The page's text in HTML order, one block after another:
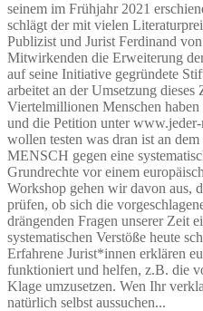
seinem im Frühjahr 2021
schlägt der mit vielen
Publizist und Jurist Ferdinand
Mitwirkenden die Erweiterung
auf seine Initiative gegründete
arbeitet an der Umsetzung dieses
Viertelmillionen Menschen haben
und die Petition unter
wollen testen was dran ist an
MENSCH gegen eine
Grundrechte vor einem
Workshop gehen wir davon aus,
prüfen, ob sich die
drängenden Fragen unserer Zeit
systematischen Verstöße heute
Erfahrene Jurist*innen erklären
funktioniert und helfen, z.B. die
Klage umzusetzen. Wen Ihr
natürlich selbst aussuchen...